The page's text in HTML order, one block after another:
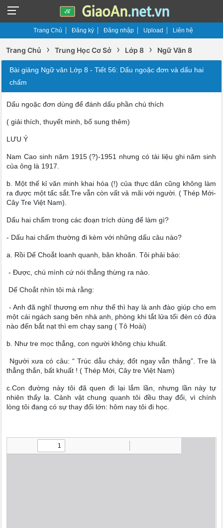
Trang Chủ Đăng ký Đăng nhập Upload Liên hệ
Trang Chủ › Trung Học Cơ Sở › Lớp 8 › Ngữ Văn 8
Bài giảng Ngữ văn Lớp 8 - Tiết 56: Dấu ngoặc đơn và dấu hai
chấm
Dấu ngoặc đơn dùng để đánh dấu phần chú thích
( giải thích, thuyết minh, bổ sung thêm)
LƯU Ý
Nam Cao sinh năm 1915 (?)-1951 nhưng có tài liệu ghi năm sinh
của ông là 1917.
b. Một thế kỉ văn minh khai hóa (!) của thực dân cũng không làm
ra được một tấc sắt.Tre vẫn còn vất vả mãi với người. ( Thép Mới-
Cây Tre Việt Nam).
Dấu hai chấm trong các đoạn trích dùng để làm gì?
- Dấu hai chấm thường đi kèm với những dấu câu nào?
a. Rồi Dế Choắt loanh quanh, băn khoăn. Tôi phải bảo:
- Được, chú mình cứ nói thẳng thừng ra nào.
Dế Choắt nhìn tôi mà rằng:
- Anh đã nghĩ thương em như thế thì hay là anh đào giúp cho em
một cái ngách sang bên nhà anh, phòng khi tắt lửa tối đèn có đứa
nào đến bắt nạt thì em chạy sang ( Tô Hoài)
b. Như tre mọc thẳng, con người không chịu khuất.
Người xưa có câu: “ Trúc dẫu cháy, đốt ngay vẫn thẳng”. Tre là
thẳng thắn, bất khuất ! ( Thép Mới, Cây tre Việt Nam)
c.Con đường này tôi đã quen đi lại lắm lần, nhưng lần này tự
nhiên thấy lạ. Cảnh vật chung quanh tôi đều thay đổi, vì chính
lòng tôi đang có sự thay đổi lớn: hôm nay tôi đi học.